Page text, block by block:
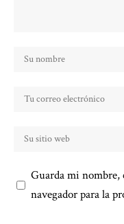
Guarda mi nombre,
navegador para la